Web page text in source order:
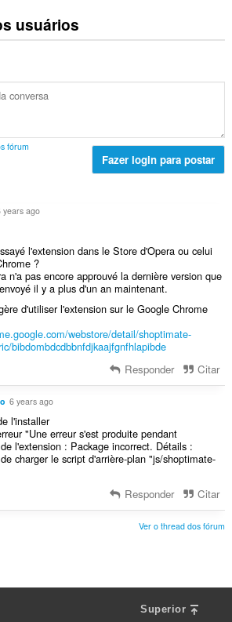
c
a
e
s
s
s
i
c
õ
e
c
s
f
i
õ
s
:
o
t
d
e
a
f
a
ç
õ
e
:
e
t
o
l
l
a
s
i
f
c
a
ç
:
usuários
fórum
Fazer login para postar
years ago
l'extension dans le Store d'Opera ou celui
?
n'a pas encore approuvé la dernière version que
il y a plus d'un an maintenant.
d'utiliser l'extension sur le Google Chrome
webstore/detail/shoptimate-
bibdombdcdbbnfdjkaajfgnfhlapibde
Responder Citar
6 years ago
l'installer
"Une erreur s'est produite pendant
l'extension : Package incorrect. Détails :
charger le script d'arrière-plan "js/shoptimate-
Responder Citar
Ver o thread dos fórum
Superior